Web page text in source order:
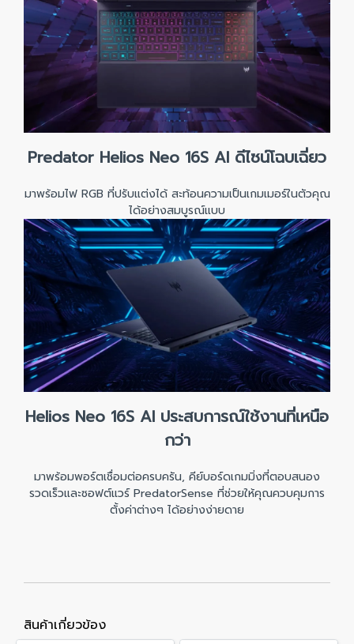
Predator Helios Neo 16S AI ดีไซน์โฉบเฉี่ยว
มาพร้อมไฟ RGB ที่ปรับแต่งได้ สะท้อนความเป็นเกมเมอร์ในตัวคุณ
ได้อย่างสมบูรณ์แบบ
Helios Neo 16S AI ประสบการณ์ใช้งานที่เหนือ
กว่า
มาพร้อมพอร์ตเชื่อมต่อครบครัน, คีย์บอร์ดเกมมิ่งที่ตอบสนอง
รวดเร็วและซอฟต์แวร์ PredatorSense ที่ช่วยให้คุณควบคุมการ
ตั้งค่าต่างๆ ได้อย่างง่ายดาย
สินค้าเกี่ยวข้อง